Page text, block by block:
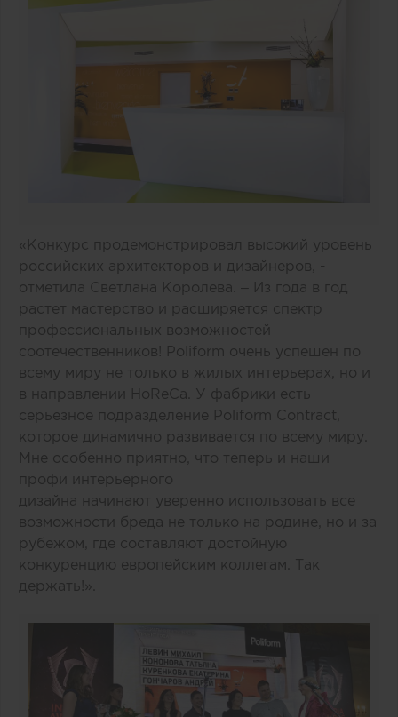
«Конкурс продемонстрировал высокий уровень
российских архитекторов и дизайнеров, -
отметила Светлана Королева. – Из года в год
растет мастерство и расширяется спектр
профессиональных возможностей
соотечественников! Poliform очень успешен по
всему миру не только в жилых интерьерах, но и
в направлении HoReCa. У фабрики есть
серьезное подразделение Poliform Contract
которое динамично развивается по всему миру.
Мне особенно приятно, что теперь и наши
профи интерьерного
дизайна начинают уверенно использовать все
возможности бреда не только на родине, но и за
рубежом, где составляют достойную
конкуренцию европейским коллегам. Так
держать!».